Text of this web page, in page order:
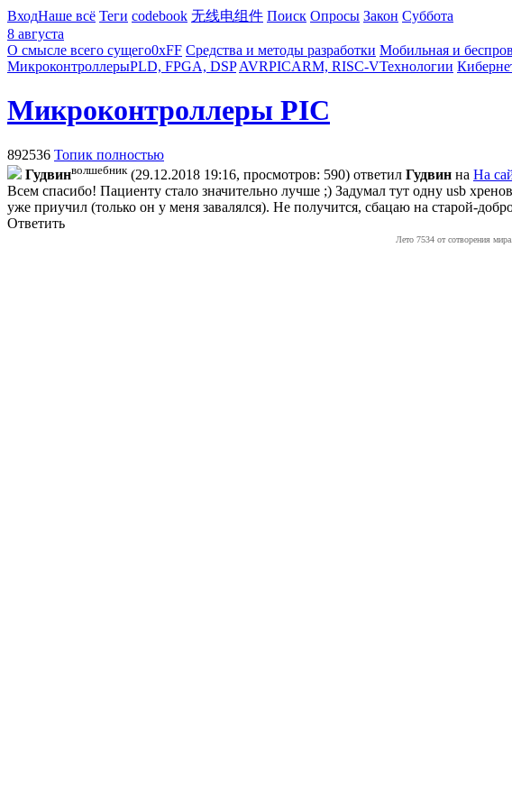
ВходНаше всё Теги codebook 无线电组件 Поиск Опросы Закон Суббота
8 августа
О смысле всего сущего0xFF Средства и методы разработки Мобильная и
МикроконтроллерыPLD, FPGA, DSP AVRPICARM, RISC-VТехнологии
Микроконтроллеры PIC
892536 Топик полностью
Гудвинволшебник (29.12.2018 19:16, просмотров: 590) ответил Гудвин на На
Всем спасибо! Пациенту стало значительно лучше ;) Задумал тут одну usb
уже приучил (только он у меня завалялся). Не получится, сбацаю на старой-
Ответить
Лето 7534 от сотворения